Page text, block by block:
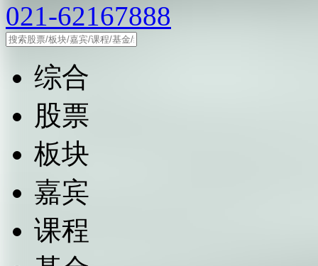
021-62167888
综合
股票
板块
嘉宾
课程